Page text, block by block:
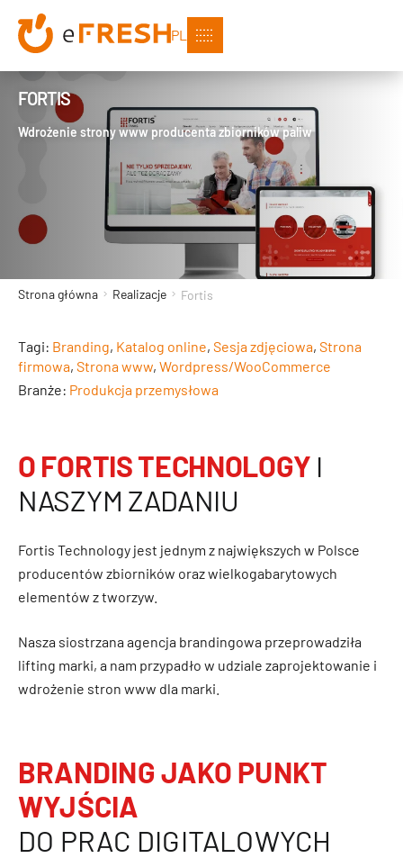
PL
FORTIS
Wdrożenie strony www producenta zbiorników paliw
Strona główna Realizacje Fortis
Tagi: Branding, Katalog online, Sesja zdjęciowa, Strona
firmowa, Strona www, Wordpress/WooCommerce
Branże: Produkcja przemysłowa
O FORTIS TECHNOLOGY I
NASZYM ZADANIU
Fortis Technology jest jednym z największych w Polsce
producentów zbiorników oraz wielkogabarytowych
elementów z tworzyw.
Nasza siostrzana agencja brandingowa przeprowadziła
lifting marki, a nam przypadło w udziale zaprojektowanie i
wdrożenie stron www dla marki.
BRANDING JAKO PUNKT
WYJŚCIA
DO PRAC DIGITALOWYCH